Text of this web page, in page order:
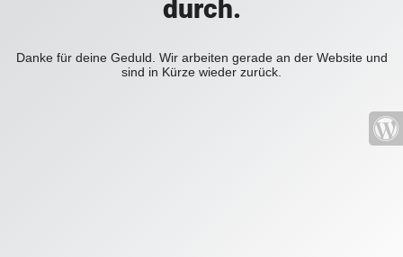
durch.
Danke für deine Geduld. Wir arbeiten gerade an der Website und
sind in Kürze wieder zurück.